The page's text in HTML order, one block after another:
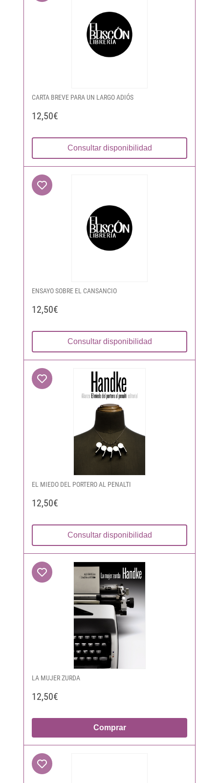
CARTA BREVE PARA UN LARGO ADIÓS
12,50€
Consultar disponibilidad
ENSAYO SOBRE EL CANSANCIO
12,50€
Consultar disponibilidad
EL MIEDO DEL PORTERO AL PENALTI
12,50€
Consultar disponibilidad
LA MUJER ZURDA
12,50€
Comprar